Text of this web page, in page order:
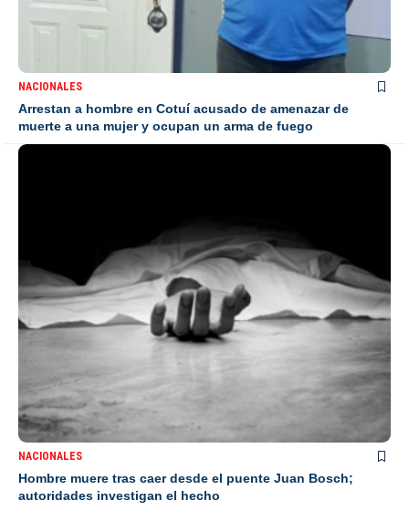
NACIONALES
Arrestan a hombre en Cotuí acusado de amenazar de
muerte a una mujer y ocupan un arma de fuego
NACIONALES
Hombre muere tras caer desde el puente Juan Bosch;
autoridades investigan el hecho